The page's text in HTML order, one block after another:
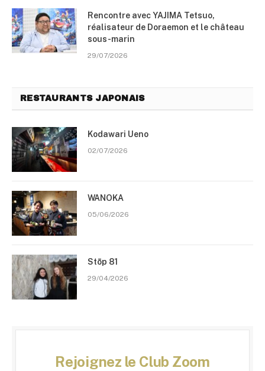
Rencontre avec YAJIMA Tetsuo,
réalisateur de Doraemon et le château
sous-marin
29/07/2026
RESTAURANTS JAPONAIS
Kodawari Ueno
02/07/2026
WANOKA
05/06/2026
Stōp 81
29/04/2026
Rejoignez le Club Zoom